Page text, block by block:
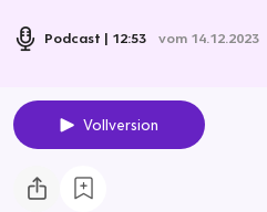
Podcast 12:53 vom 14.12.2023
Vollversion